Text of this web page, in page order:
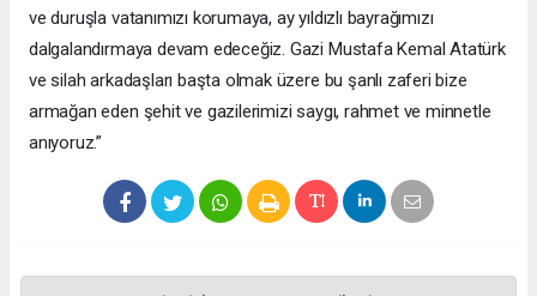
ve duruşla vatanımızı korumaya, ay yıldızlı bayrağımızı
dalgalandırmaya devam edeceğiz. Gazi Mustafa Kemal Atatürk
ve silah arkadaşları başta olmak üzere bu şanlı zaferi bize
armağan eden şehit ve gazilerimizi saygı, rahmet ve minnetle
anıyoruz.”